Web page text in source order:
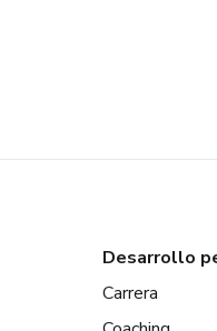
Desarrollo
Carrera